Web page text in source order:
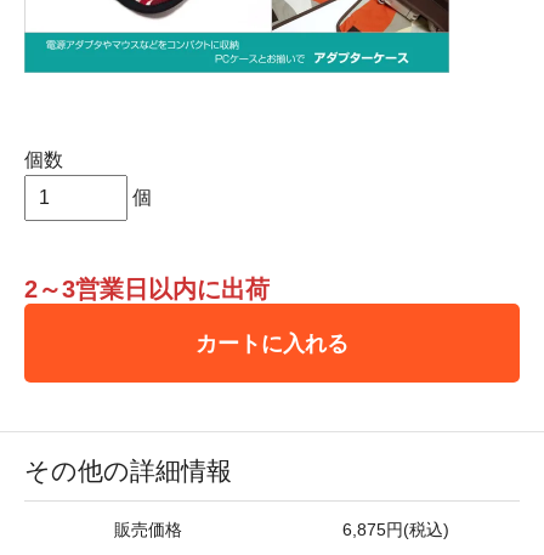
個数
個
2～3営業日以内に出荷
カートに入れる
その他の詳細情報
販売価格 6,875円(税込)